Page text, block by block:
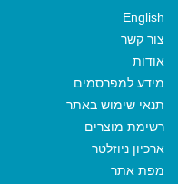
English
צור קשר
אודות
מידע למפרסמים
תנאי שימוש באתר
רשימת מוצרים
ארכיון ניוזלטר
מפת אתר